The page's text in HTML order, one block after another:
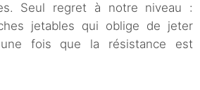
Seul regret à notre niveau :
jetables qui oblige de jeter
fois que la résistance est